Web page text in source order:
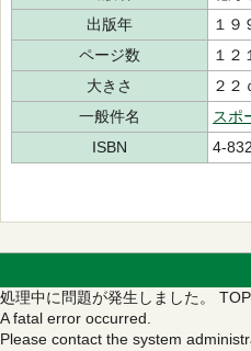
出版年
１９
ページ数
１２
大きさ
２２
一般件名
スポ
ISBN
4-
処理中に問題が発生しました。
A fatal error occurred.
Please contact the system